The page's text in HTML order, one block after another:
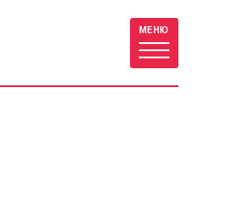
МЕНЮ